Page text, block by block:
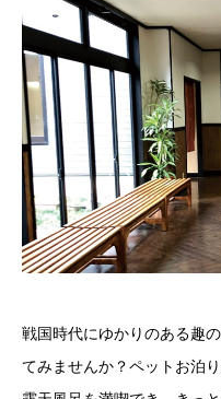
戦国時代にゆかりのある趣
てみませんか？ペットお泊